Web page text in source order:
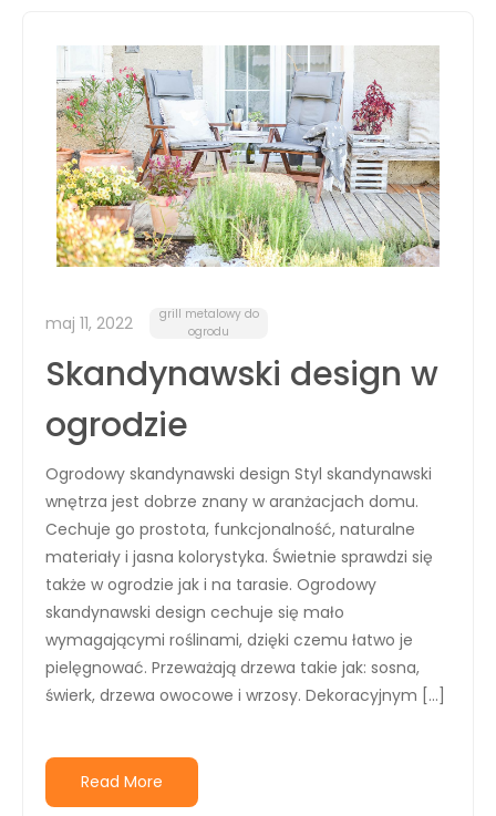
maj 11, 2022
grill metalowy do
ogrodu
Skandynawski design w
ogrodzie
Ogrodowy skandynawski design Styl skandynawski
wnętrza jest dobrze znany w aranżacjach domu.
Cechuje go prostota, funkcjonalność, naturalne
materiały i jasna kolorystyka. Świetnie sprawdzi się
także w ogrodzie jak i na tarasie. Ogrodowy
skandynawski design cechuje się mało
wymagającymi roślinami, dzięki czemu łatwo je
pielęgnować. Przeważają drzewa takie jak: sosna,
świerk, drzewa owocowe i wrzosy. Dekoracyjnym […]
Read More